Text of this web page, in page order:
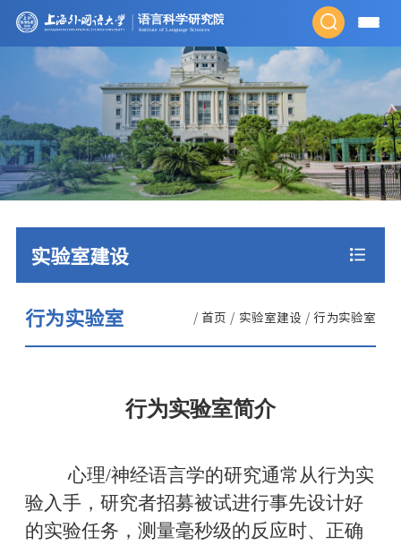
实验室建设
/ 首页 / 实验室建设 / 行为实验室
行为实验室
行为实验室简介
心理/神经语言学的研究通常从行为实
验入手，研究者招募被试进行事先设计好
的实验任务，测量毫秒级的反应时、正确